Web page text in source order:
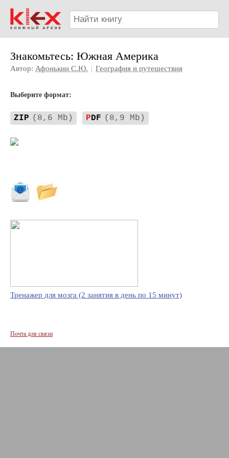
Знакомьтесь: Южная Америка
Автор: Афонькин С.Ю. | География и путешествия
Выберите формат:
ZIP (8,6 Mb) PDF (8,9 Mb)
Тренажер для мозга (2 занятия в день по 15 минут)
Почта для связи